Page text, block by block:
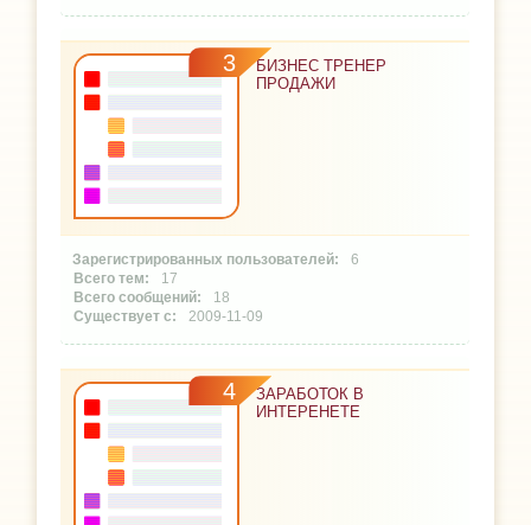
3
БИЗНЕС ТРЕНЕР
ПРОДАЖИ
6
17
18
2009-11-09
4
ЗАРАБОТОК В
ИНТЕРЕНЕТЕ